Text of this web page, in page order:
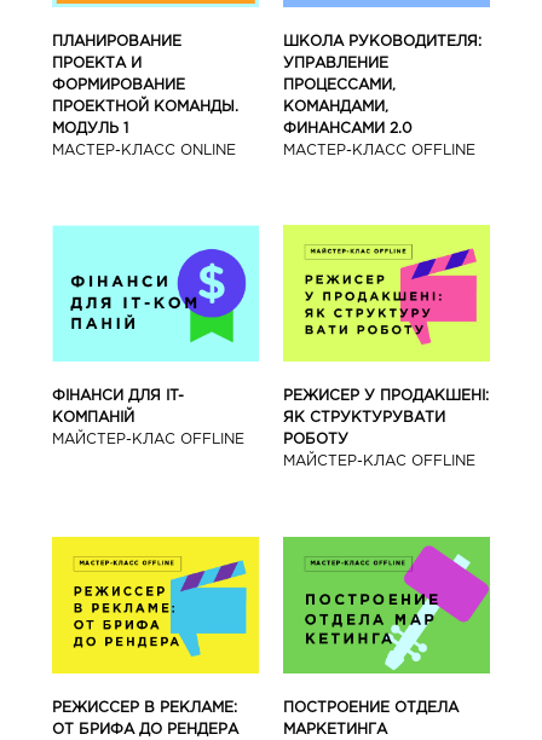
ПЛАНИРОВАНИЕ
ПРОЕКТА И
ФОРМИРОВАНИЕ
ПРОЕКТНОЙ КОМАНДЫ.
МОДУЛЬ 1
МАСТЕР-КЛАСС ONLINE
ШКОЛА РУКОВОДИТЕЛЯ:
УПРАВЛЕНИЕ
ПРОЦЕССАМИ,
КОМАНДАМИ,
ФИНАНСАМИ 2.0
МАСТЕР-КЛАСС OFFLINE
ФІНАНСИ ДЛЯ IT-
КОМПАНІЙ
МАЙСТЕР-КЛАС OFFLINE
РЕЖИСЕР У ПРОДАКШЕНІ:
ЯК СТРУКТУРУВАТИ
РОБОТУ
МАЙСТЕР-КЛАС OFFLINE
РЕЖИССЕР В РЕКЛАМЕ:
ОТ БРИФА ДО РЕНДЕРА
ПОСТРОЕНИЕ ОТДЕЛА
МАРКЕТИНГА